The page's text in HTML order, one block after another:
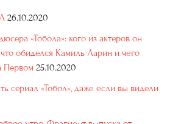
26.10.2020
«Тобола»: кого из актеров он
обиделся Камиль Ларин и чего
Первом 25.10.2020
сериал «Тобол», даже если вы видели